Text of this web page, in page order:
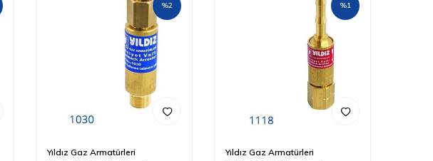
%2
Yıldız Gaz Armatürleri
%1
Yıldız Gaz Armatürleri